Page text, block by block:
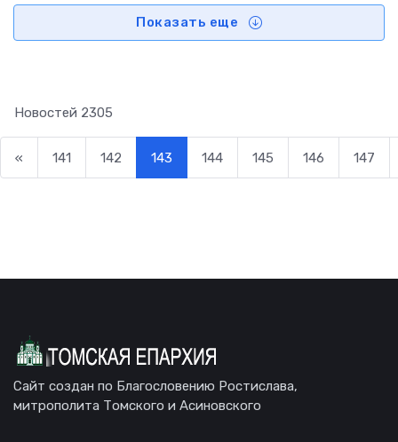
Показать еще
Новостей 2305
« 141 142 143 144 145 146 147
Сайт создан по Благословению Ростислава,
митрополита Томского и Асиновского